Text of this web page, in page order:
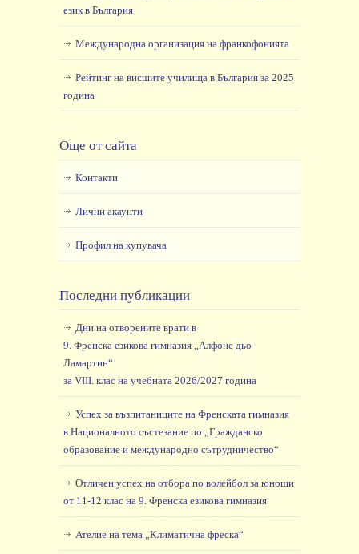
език в България
Международна организация на франкофонията
Рейтинг на висшите училища в България за 2025
година
Още от сайта
Контакти
Лични акаунти
Профил на купувача
Последни публикации
Дни на отворените врати в
9. Френска езикова гимназия „Алфонс дьо
Ламартин“
за VIII. клас на учебната 2026/2027 година
Успех за възпитаниците на Френската гимназия
в Националното състезание по „Гражданско
образование и международно сътрудничество“
Отличен успех на отбора по волейбол за юноши
от 11-12 клас на 9. Френска езикова гимназия
Ателие на тема „Климатична фреска“